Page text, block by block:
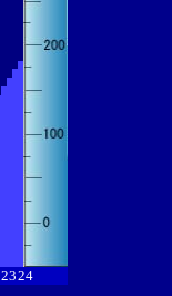
2324